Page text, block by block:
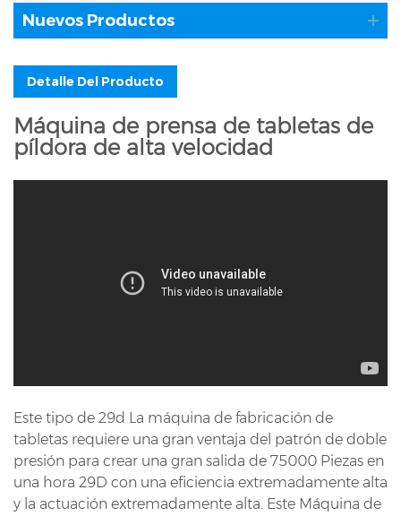
Nuevos Productos
Detalle Del Producto
Máquina de prensa de tabletas de
píldora de alta velocidad
Este tipo de 29d La máquina de fabricación de
tabletas requiere una gran ventaja del patrón de doble
presión para crear una gran salida de 75000 Piezas en
una hora 29D con una eficiencia extremadamente alta
y la actuación extremadamente alta. Este Máquina de